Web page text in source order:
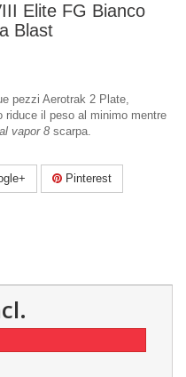
Elite FG Bianco
Blast
pezzi Aerotrak 2 Plate,
riduce il peso al minimo mentre
vapor 8 scarpa.
Pinterest